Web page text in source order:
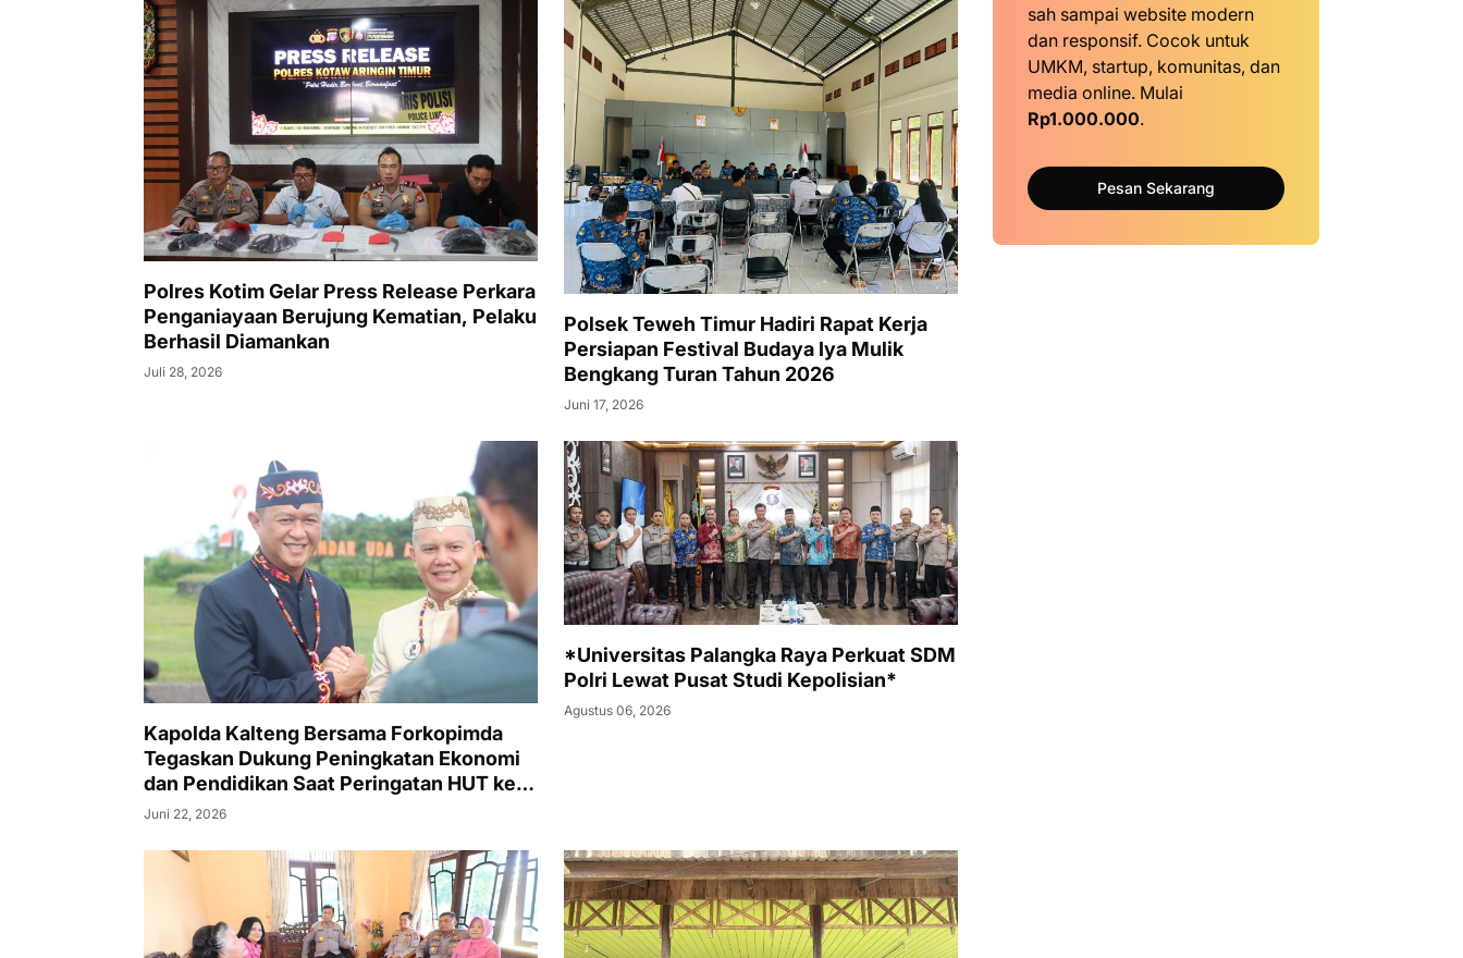
Polres Kotim Gelar Press Release Perkara
Penganiayaan Berujung Kematian, Pelaku
Berhasil Diamankan
Juli 28, 2026
Polsek Teweh Timur Hadiri Rapat Kerja
Persiapan Festival Budaya Iya Mulik
Bengkang Turan Tahun 2026
Juni 17, 2026
Kapolda Kalteng Bersama Forkopimda
Tegaskan Dukung Peningkatan Ekonomi
dan Pendidikan Saat Peringatan HUT ke-
24 Gumas
Juni 22, 2026
*Universitas Palangka Raya Perkuat SDM
Polri Lewat Pusat Studi Kepolisian*
Agustus 06, 2026
sah sampai website modern
dan responsif. Cocok untuk
UMKM, startup, komunitas, dan
media online. Mulai
Rp1.000.000.
Pesan Sekarang